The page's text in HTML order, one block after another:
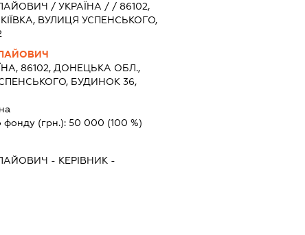
/ УКРАЇНА / / 86102,
ВУЛИЦЯ УСПЕНСЬКОГО,
86102, ДОНЕЦЬКА ОБЛ.,
БУДИНОК 36,
фонду (грн.): 50 000 (100 %)
- КЕРІВНИК -